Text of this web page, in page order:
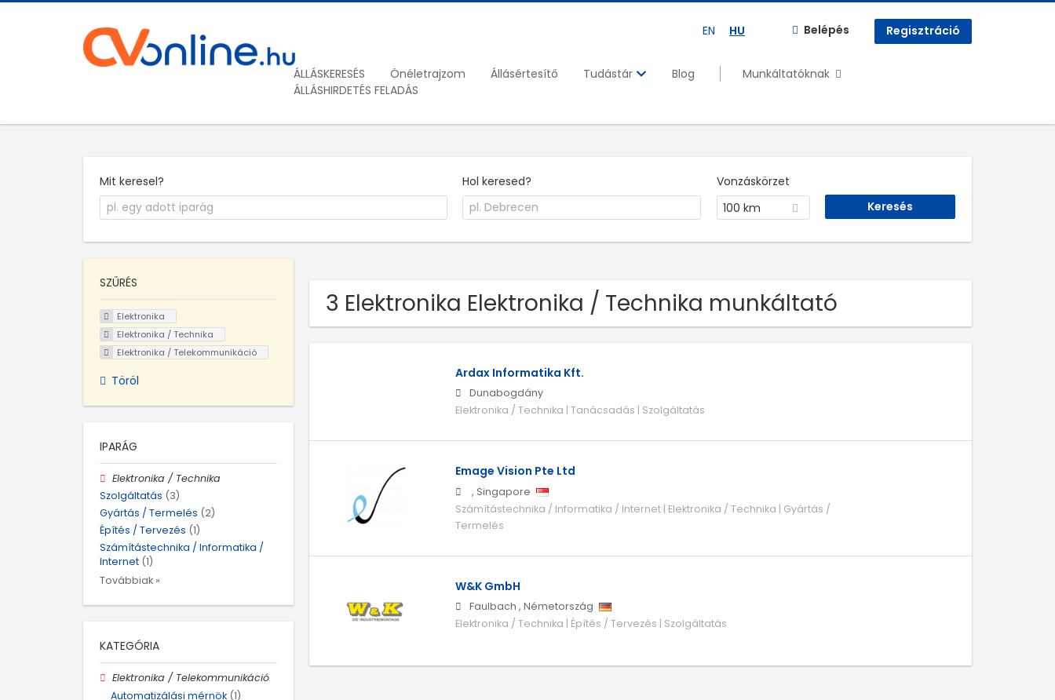
EN HU Belépés Regisztráció
ÁLLÁSKERESÉS Önéletrajzom Állásértesítő Tudástár Blog
Munkáltatóknak
ÁLLÁSHIRDETÉS FELADÁS
Mit keresel? Hol keresed?
Vonzáskörzet
100 km
3 Elektronika Elektronika / Technika munkáltató
Ardax Informatika Kft.
Dunabogdány
Elektronika / Technika | Tanácsadás | Szolgáltatás
Emage Vision Pte Ltd
, Singapore
Számítástechnika / Informatika / Internet | Elektronika / Technika | Gyártás /
Termelés
W&K GmbH
Faulbach , Németország
Elektronika / Technika | Építés / Tervezés | Szolgáltatás
SZŰRÉS
Elektronika
Elektronika / Technika
Elektronika / Telekommunikáció
Töröl
IPARÁG
Elektronika / Technika
Szolgáltatás (3)
Gyártás / Termelés (2)
Építés / Tervezés (1)
Számítástechnika / Informatika /
Internet (1)
Továbbiak »
KATEGÓRIA
Elektronika / Telekommunikáció
Automatizálási mérnök (1)